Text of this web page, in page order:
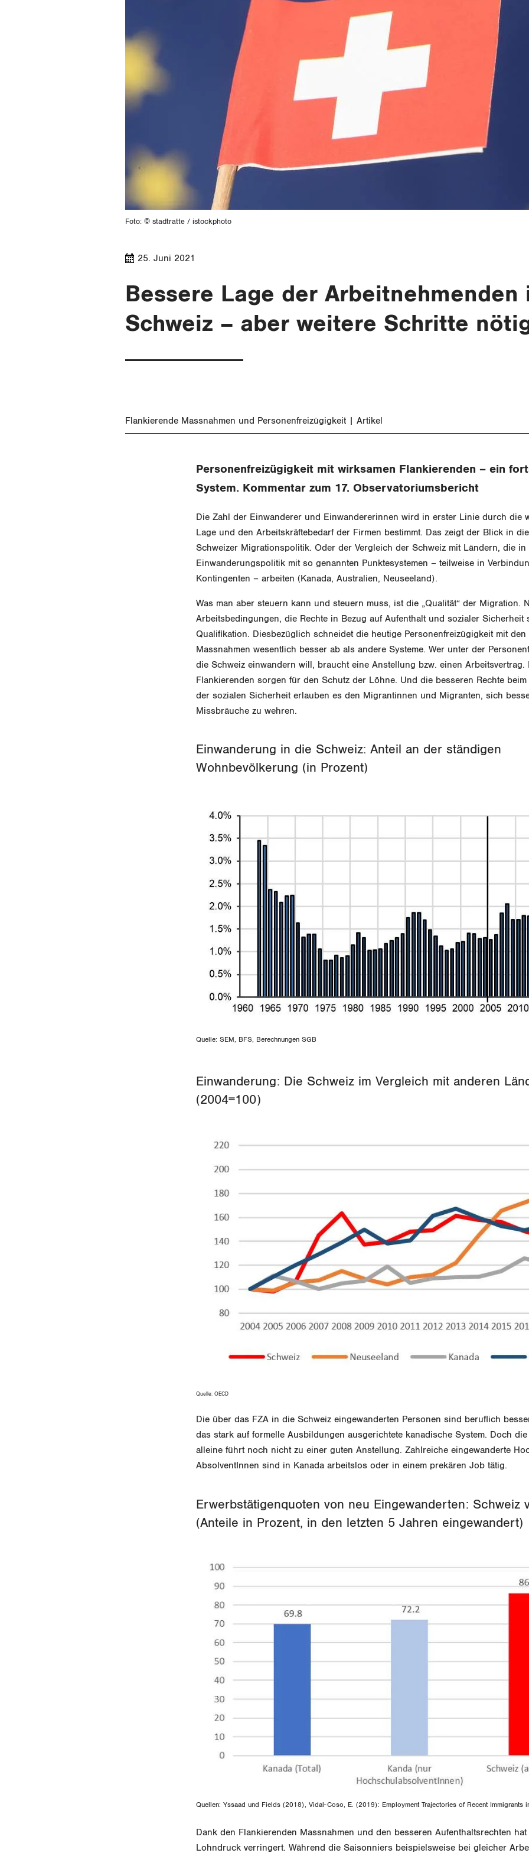
Foto: © stadtratte / istockphoto
25. Juni 2021
Bessere Lage der Arbeitnehmenden
Schweiz – aber weitere Schritte
Flankierende Massnahmen und Personenfreizügigkeit Artikel
Personenfreizügigkeit mit wirksamen Flankierenden – ein
System. Kommentar zum 17. Observatoriumsbericht
Die Zahl der Einwanderer und Einwandererinnen wird in erster Linie durch die
Lage und den Arbeitskräftebedarf der Firmen bestimmt. Das zeigt der Blick in
Schweizer Migrationspolitik. Oder der Vergleich der Schweiz mit Ländern, die in
Einwanderungspolitik mit so genannten Punktesystemen – teilweise in
Kontingenten – arbeiten (Kanada, Australien, Neuseeland).
Was man aber steuern kann und steuern muss, ist die „Qualität“ der Migration.
Arbeitsbedingungen, die Rechte in Bezug auf Aufenthalt und sozialer Sicherheit
Qualifikation. Diesbezüglich schneidet die heutige Personenfreizügigkeit mit den
Massnahmen wesentlich besser ab als andere Systeme. Wer unter der
die Schweiz einwandern will, braucht eine Anstellung bzw. einen Arbeitsvertrag.
Flankierenden sorgen für den Schutz der Löhne. Und die besseren Rechte
der sozialen Sicherheit erlauben es den Migrantinnen und Migranten, sich
Missbräuche zu wehren.
Einwanderung in die Schweiz: Anteil an der ständigen
Wohnbevölkerung (in Prozent)
Quelle: SEM, BFS, Berechnungen SGB
Einwanderung: Die Schweiz im Vergleich mit anderen
(2004=100)
Quelle: OECD
Die über das FZA in die Schweiz eingewanderten Personen sind beruflich
das stark auf formelle Ausbildungen ausgerichtete kanadische System. Doch
alleine führt noch nicht zu einer guten Anstellung. Zahlreiche eingewanderte
AbsolventInnen sind in Kanada arbeitslos oder in einem prekären Job tätig.
Erwerbstätigenquoten von neu Eingewanderten: Schweiz
(Anteile in Prozent, in den letzten 5 Jahren eingewandert)
Quellen: Yssaad und Fields (2018), Vidal-Coso, E. (2019): Employment Trajectories of Recent Immigrants
Dank den Flankierenden Massnahmen und den besseren Aufenthaltsrechten
Lohndruck verringert. Während die Saisonniers beispielsweise bei gleicher